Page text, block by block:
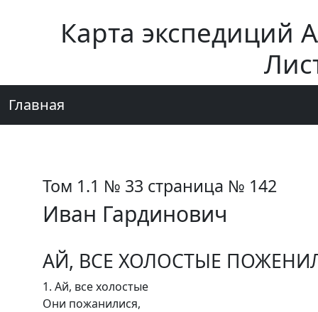
Карта экспедиций
Главная
Том 1.1 № 33 страница № 142
Иван Гардинович
АЙ, ВСЕ ХОЛОСТЫЕ
1. Ай, все холостые
Они пожанилися,